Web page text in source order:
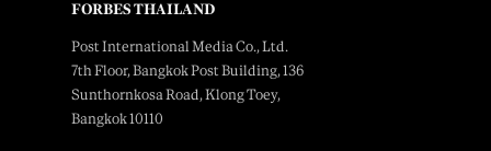
FORBES THAILAND
Post International Media Co., Ltd.
7th Floor, Bangkok Post Building, 136
Sunthornkosa Road, Klong Toey,
Bangkok 10110